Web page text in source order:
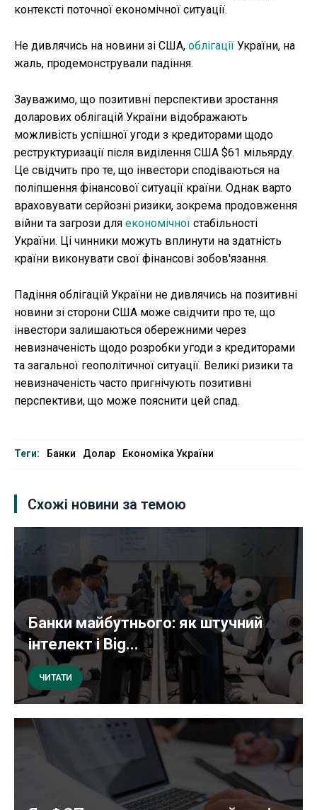
контексті поточної економічної ситуації.
Не дивлячись на новини зі США, облігації України, на
жаль, продемонстрували падіння.
Зауважимо, що позитивні перспективи зростання
доларових облігацій України відображають
можливість успішної угоди з кредиторами щодо
реструктуризації після виділення США $61 мільярду.
Це свідчить про те, що інвестори сподіваються на
поліпшення фінансової ситуації країни. Однак варто
враховувати серйозні ризики, зокрема продовження
війни та загрози для економічної стабільності
України. Ці чинники можуть вплинути на здатність
країни виконувати свої фінансові зобов'язання.
Падіння облігацій України не дивлячись на позитивні
новини зі сторони США може свідчити про те, що
інвестори залишаються обережними через
невизначеність щодо розробки угоди з кредиторами
та загальної геополітичної ситуації. Великі ризики та
невизначеність часто пригнічують позитивні
перспективи, що може пояснити цей спад.
Теги: Банки Долар Економіка України
Схожі новини за темою
Банки майбутнього: як штучний
інтелект і Big...
ЧИТАТИ